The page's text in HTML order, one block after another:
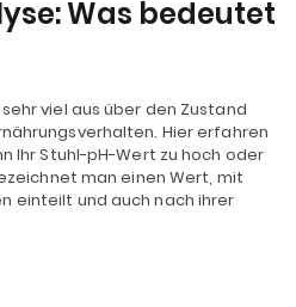
Was bedeutet
viel aus über den Zustand
Hier erfahren
Ihr Stuhl-pH-Wert zu hoch oder
man einen Wert, mit
einteilt und auch nach ihrer